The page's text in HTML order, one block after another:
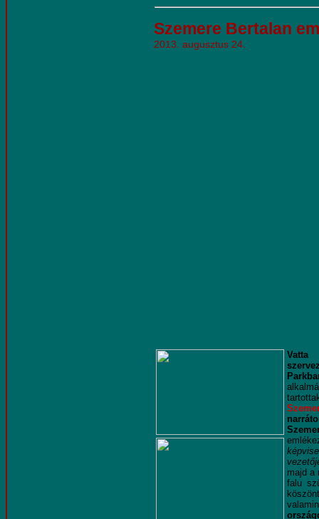
Szemere Bertalan
2013. augusztus 24.
Vatta
majd a
falu